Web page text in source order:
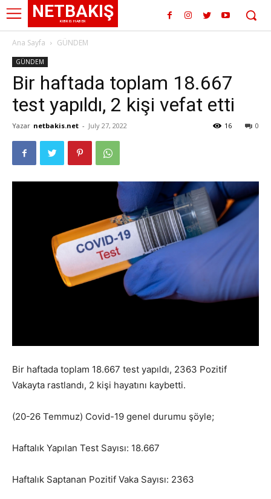
NETBAKIŞ
KIBRIS HABER
Ana Sayfa GÜNDEM
GÜNDEM
Bir haftada toplam 18.667
test yapıldı, 2 kişi vefat etti
Yazar netbakis.net - July 27, 2022 0
16
Bir haftada toplam 18.667 test yapıldı, 2363 Pozitif
Vakayta rastlandı, 2 kişi hayatını kaybetti.
(20-26 Temmuz) Covid-19 genel durumu şöyle;
Haftalık Yapılan Test Sayısı: 18.667
Haftalık Saptanan Pozitif Vaka Sayısı: 2363